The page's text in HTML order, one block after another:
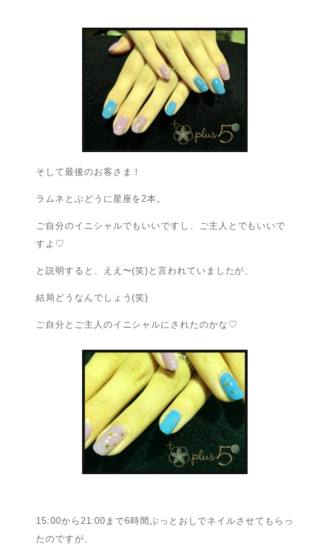
そして最後のお客さま！
ラムネとぶどうに星座を2本。
ご自分のイニシャルでもいいですし、ご主人とでもいいで
すよ♡
と説明すると、ええ〜(笑)と言われていましたが、
結局どうなんでしょう(笑)
ご自分とご主人のイニシャルにされたのかな♡
15:00から21:00まで6時間ぶっとおしでネイルさせてもらっ
たのですが、